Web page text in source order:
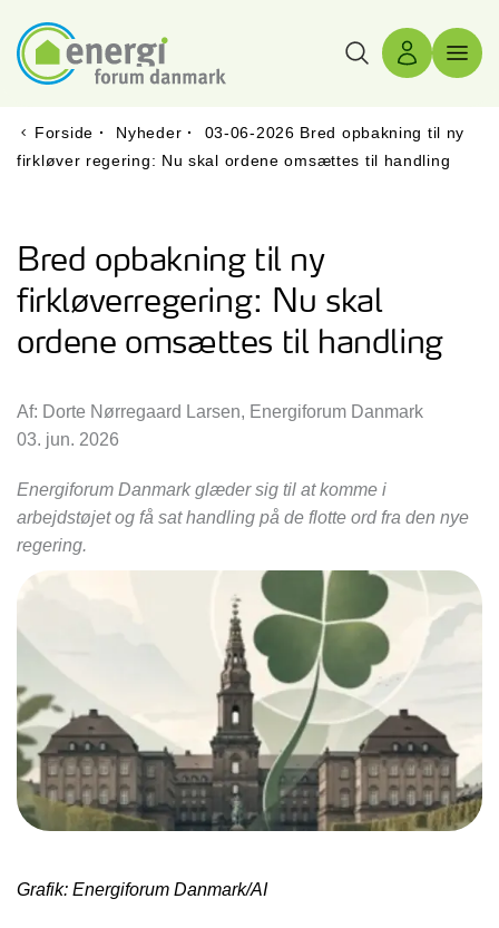
Søg Log ind
Forside · Nyheder ·
03-06-2026 Bred opbakning til ny
firkløver regering: Nu skal ordene omsættes til handling
Bred opbakning til ny
firkløverregering: Nu skal
ordene omsættes til handling
Af: Dorte Nørregaard Larsen, Energiforum Danmark
03. jun. 2026
Energiforum Danmark glæder sig til at komme i
arbejdstøjet og få sat handling på de flotte ord fra den nye
regering.
Grafik: Energiforum Danmark/AI